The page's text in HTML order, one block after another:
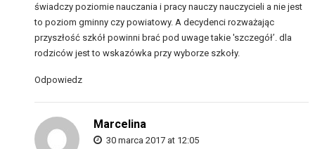
świadczy poziomie nauczania i pracy nauczy nauczycieli a nie jest
to poziom gminny czy powiatowy. A decydenci rozważając
przyszłość szkół powinni brać pod uwage takie 'szczegół’. dla
rodziców jest to wskazówka przy wyborze szkoły.
Odpowiedz
Marcelina
30 marca 2017 at 12:05